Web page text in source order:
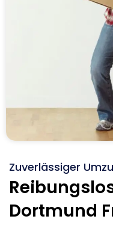
Zuverlässiger
Dortmund